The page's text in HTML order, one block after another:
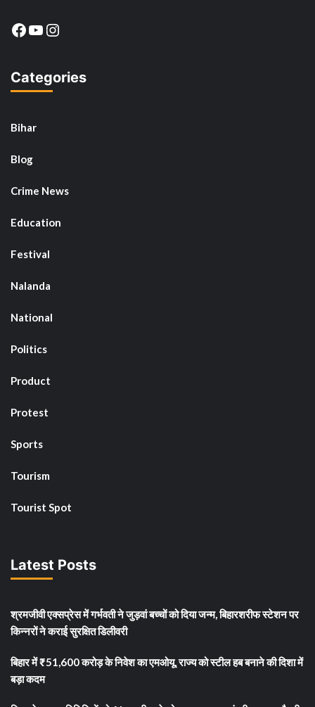
Facebook
YouTube
Instagram
Categories
Bihar
Blog
Crime News
Education
Festival
Nalanda
National
Politics
Product
Protest
Sports
Tourism
Tourist Spot
Latest Posts
श्रमजीवी एक्सप्रेस में गर्भवती ने जुड़वां बच्चों को दिया जन्म, बिहारशरीफ स्टेशन पर
किन्नरों ने कराई सुरक्षित डिलीवरी
बिहार में ₹51,600 करोड़ के निवेश का एमओयू, राज्य को स्टील हब बनाने की दिशा में
बड़ा कदम